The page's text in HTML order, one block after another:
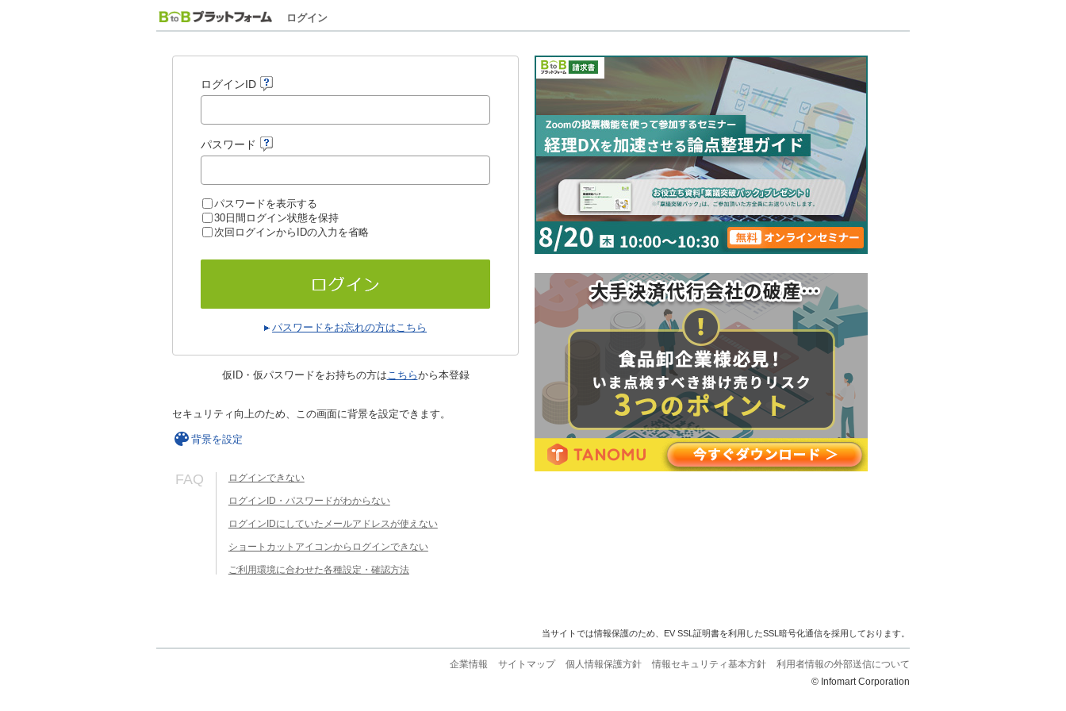
ログイン
ログインID
パスワード
パスワードを表示する
30日間ログイン状態を保持
次回ログインからIDの入力を省略
パスワードをお忘れの方はこちら
仮ID・仮パスワードをお持ちの方はこちらから本登録
セキュリティ向上のため、この画面に背景を設定できます。
背景を設定
FAQ ログインできない
ログインID・パスワードがわからない
ログインIDにしていたメールアドレスが使えない
ショートカットアイコンからログインできない
ご利用環境に合わせた各種設定・確認方法
当サイトでは情報保護のため、EV SSL証明書を利用したSSL暗号化通信を採用しております。
企業情報 サイトマップ 個人情報保護方針 情報セキュリティ基本方針
利用者情報の外部送信について
© Infomart Corporation